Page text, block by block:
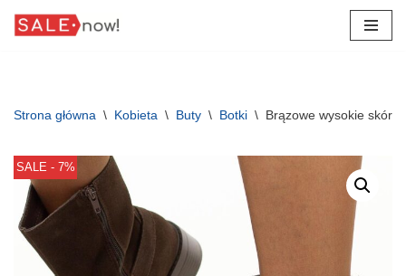
Strona główna \ Kobieta \ Buty \ Botki \ Brązowe wysokie
SALE - 7%